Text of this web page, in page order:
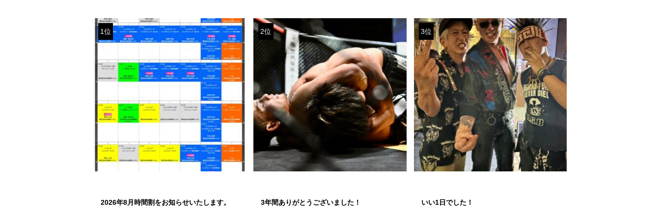
1位
2026年8月時間割をお知らせいたします。
2位
3年間ありがとうございました！
3位
いい1日でした！